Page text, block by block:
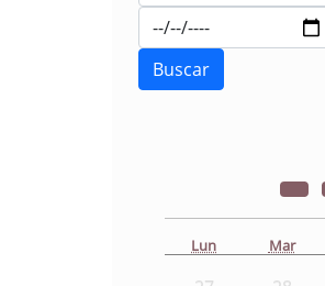
Lun Mar